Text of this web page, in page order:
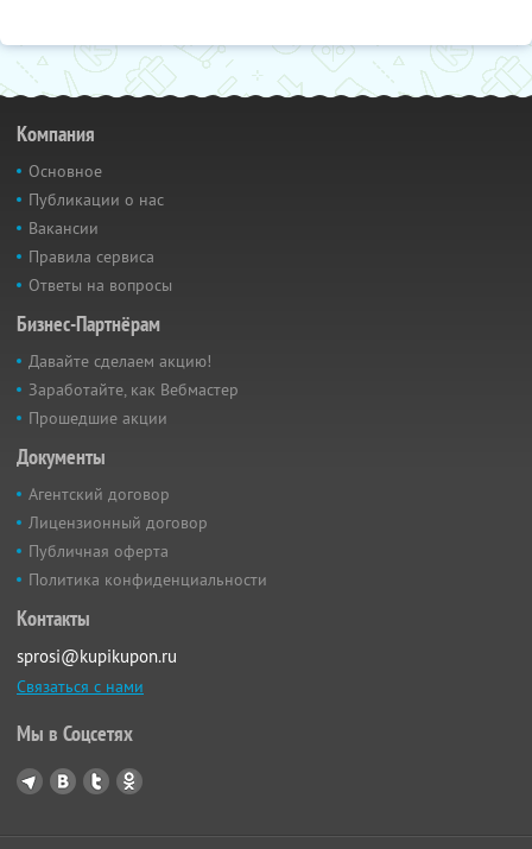
Компания
Основное
Публикации о нас
Вакансии
Правила сервиса
Ответы на вопросы
Бизнес-Партнёрам
Давайте сделаем акцию!
Заработайте, как Вебмастер
Прошедшие акции
Документы
Агентский договор
Лицензионный договор
Публичная оферта
Политика конфиденциальности
Контакты
sprosi@kupikupon.ru
Связаться с нами
Мы в Соцсетях